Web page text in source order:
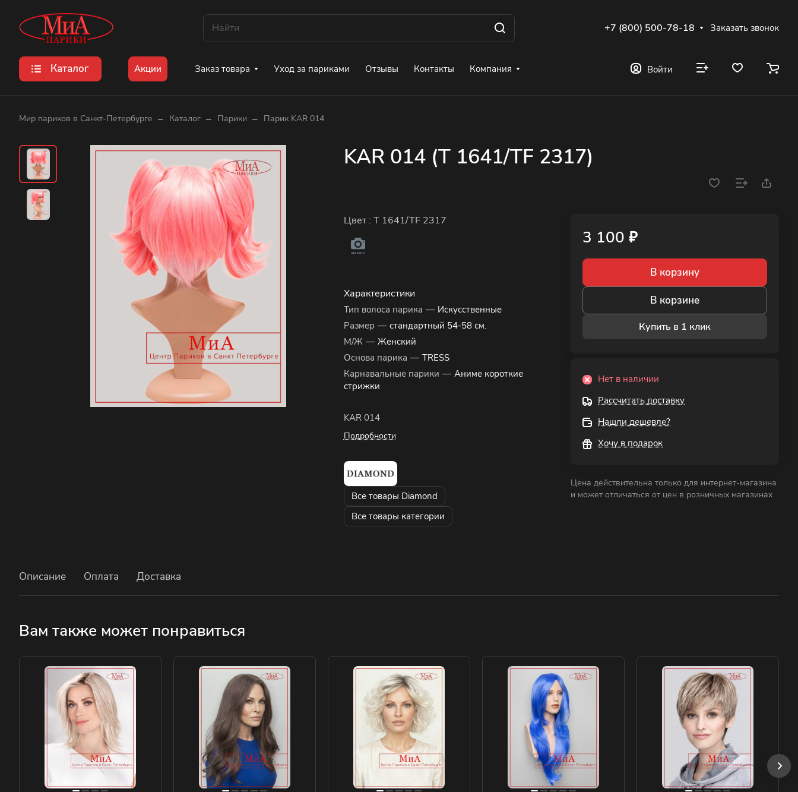
+7 (800) 500-78-18 Заказать звонок
Каталог Акции Заказ товара Уход за париками Отзывы Контакты Компания Войти
Мир париков в Санкт-Петербурге – Каталог – Парики – Парик KAR 014
KAR 014 (T 1641/TF 2317)
Цвет : T 1641/TF 2317
Характеристики
Тип волоса парика — Искусственные
Размер — стандартный 54-58 см.
М/Ж — Женский
Основа парика — TRESS
Карнавальные парики — Аниме короткие
стрижки
KAR 014
Подробности
Все товары Diamond
Все товары категории
3 100 ₽
В корзину
В корзине
Купить в 1 клик
Нет в наличии
Рассчитать доставку
Нашли дешевле?
Хочу в подарок
Цена действительна только для интернет-магазина
и может отличаться от цен в розничных магазинах
Описание Оплата Доставка
Вам также может понравиться